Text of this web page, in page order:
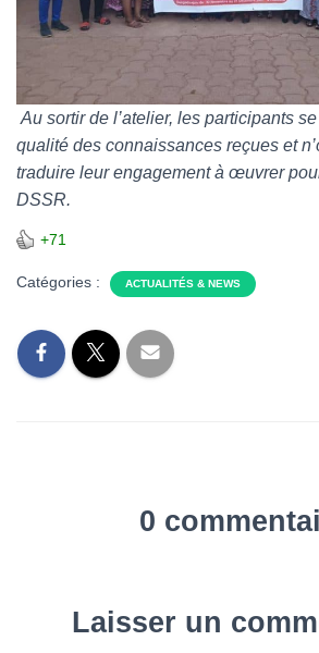
Au sortir de l’atelier, les participants
qualité des connaissances reçues et
traduire leur engagement à œuvrer
DSSR.
+71
Catégories : ACTUALITÉS & NEWS
0
Laisser un